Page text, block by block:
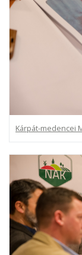
Kárpát-medencei